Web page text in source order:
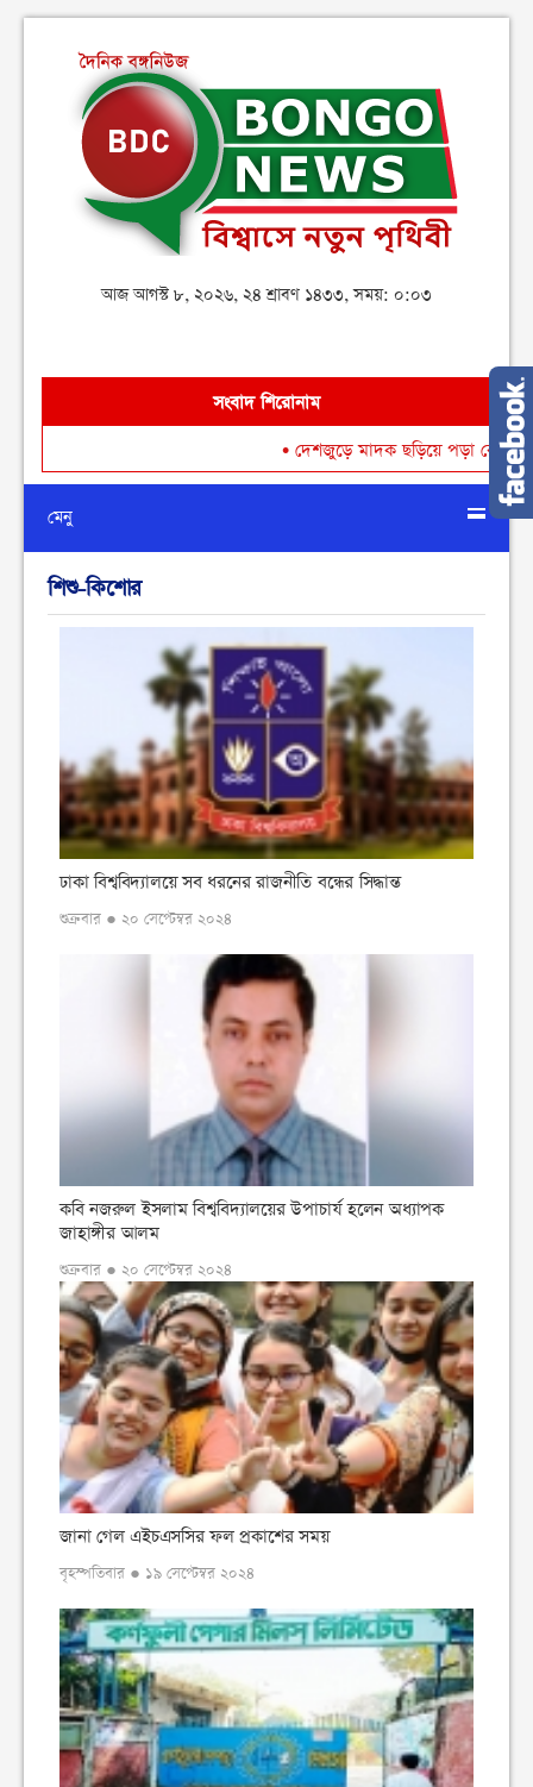
আজ আগস্ট ৮, ২০২৬, ২৪ শ্রাবণ ১৪৩৩, সময়: ০:০৩
সংবাদ শিরোনাম
দেশজুড়ে মাদক ছড়িয়ে পড়া রোধে গডফাদার ও
মেনু
শিশু-কিশোর
ঢাকা বিশ্ববিদ্যালয়ে সব ধরনের রাজনীতি বন্ধের সিদ্ধান্ত
শুক্রবার ● ২০ সেপ্টেম্বর ২০২৪
কবি নজরুল ইসলাম বিশ্ববিদ্যালয়ের উপাচার্য হলেন অধ্যাপক
জাহাঙ্গীর আলম
শুক্রবার ● ২০ সেপ্টেম্বর ২০২৪
জানা গেল এইচএসসির ফল প্রকাশের সময়
বৃহস্পতিবার ● ১৯ সেপ্টেম্বর ২০২৪